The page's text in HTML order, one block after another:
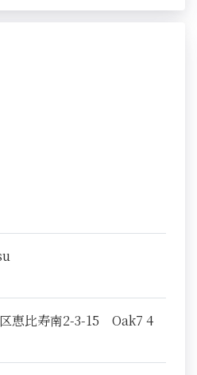
恵比寿南2-3-15 Oak7 4